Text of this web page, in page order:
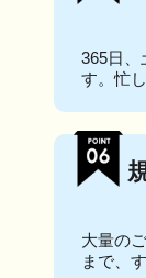
365日、
す。忙
大量の
まで、